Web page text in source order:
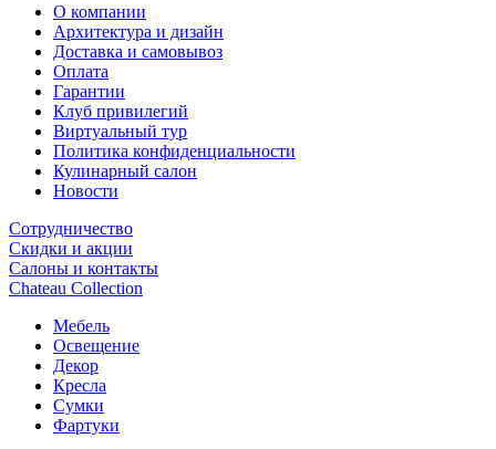
О компании
Архитектура и дизайн
Доставка и самовывоз
Оплата
Гарантии
Клуб привилегий
Виртуальный тур
Политика конфиденциальности
Кулинарный салон
Новости
Сотрудничество
Скидки и акции
Салоны и контакты
Chateau Collection
Мебель
Освещение
Декор
Кресла
Сумки
Фартуки